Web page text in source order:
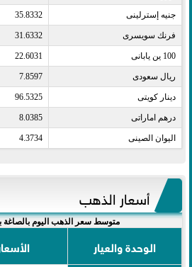
جنيه إسترلينى​ 35.8332
فرنك سويسرى​ 31.6332
100 ين يابانى​ 22.6031
ريال سعودى​ 7.8597
دينار كويتى​ 96.5325
درهم اماراتى​ 8.0385
اليوان الصينى​ 4.3734
أسعار الذهب
متوسط سعر الذهب اليوم بالصاغة
الوحدة والعيار